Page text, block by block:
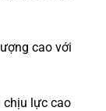
cao với
chịu lực cao